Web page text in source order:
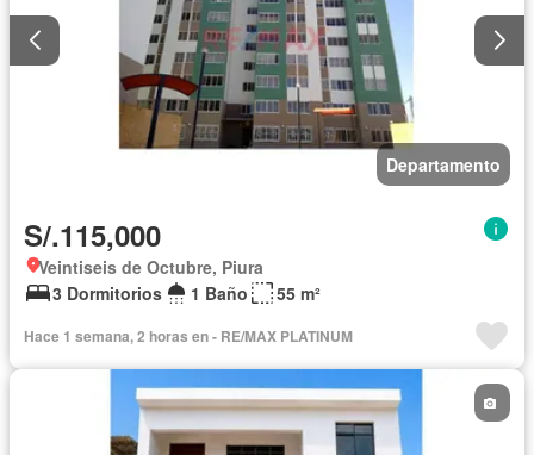
Departamento
S/.115,000
Veintiseis de Octubre, Piura
3 Dormitorios
1 Baño 55 m²
Hace 1 semana, 2 horas en - RE/MAX PLATINUM